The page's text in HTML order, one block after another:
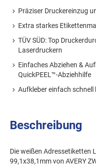
Präziser Druckereinzug
Extra starkes
TÜV SÜD: Top
Laserdruckern
Einfaches Abziehen &
QuickPEEL™-Abziehhilfe
Aufkleber einfach
Beschreibung
Die weißen Adressetiketten
99,1x38,1mm von AVERY